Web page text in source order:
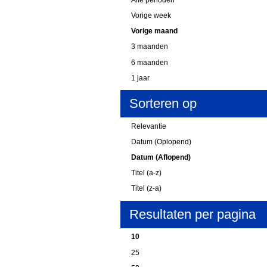
Vorige week
Vorige maand
3 maanden
6 maanden
1 jaar
Sorteren op
Relevantie
Datum (Oplopend)
Datum (Aflopend)
Titel (a-z)
Titel (z-a)
Resultaten per pagina
10
25